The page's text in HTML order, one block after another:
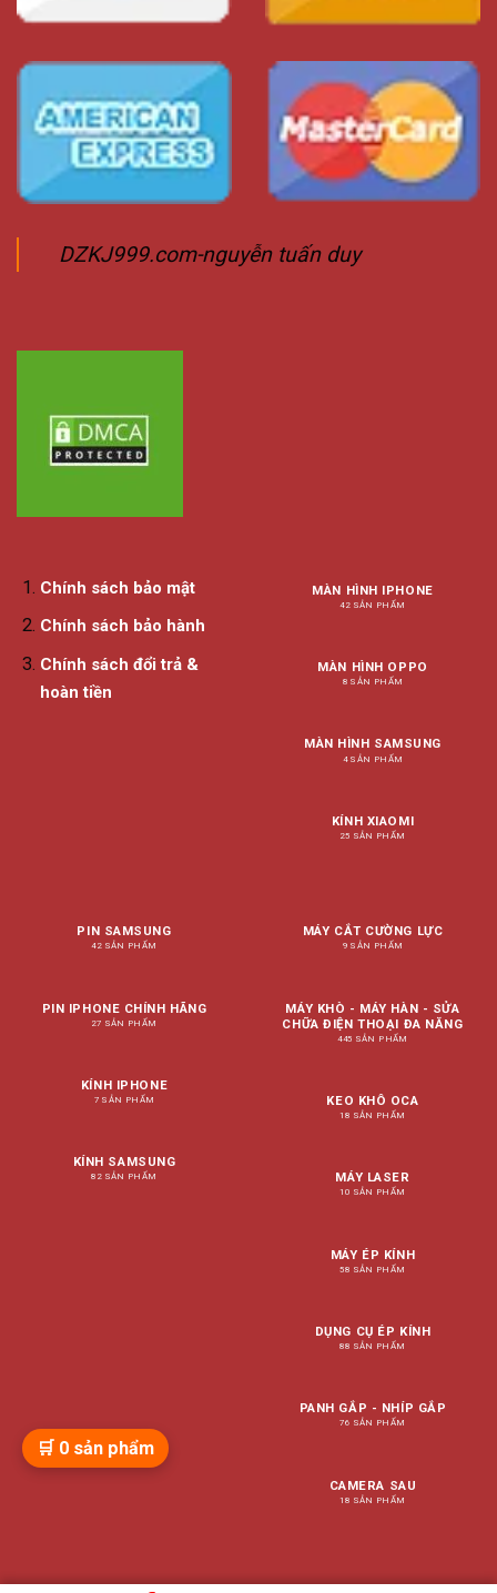
DZKJ999.com-nguyễn tuấn duy
Chính sách bảo mật
Chính sách bảo hành
Chính sách đổi trả &
hoàn tiền
MÀN HÌNH IPHONE
42 SẢN PHẨM
MÀN HÌNH OPPO
8 SẢN PHẨM
MÀN HÌNH SAMSUNG
4 SẢN PHẨM
KÍNH XIAOMI
25 SẢN PHẨM
PIN SAMSUNG
42 SẢN PHẨM
PIN IPHONE CHÍNH HÃNG
27 SẢN PHẨM
KÍNH IPHONE
7 SẢN PHẨM
KÍNH SAMSUNG
82 SẢN PHẨM
MÁY CẮT CƯỜNG LỰC
9 SẢN PHẨM
MÁY KHÒ - MÁY HÀN - SỬA
CHỮA ĐIỆN THOẠI ĐA NĂNG
445 SẢN PHẨM
KEO KHÔ OCA
18 SẢN PHẨM
MÁY LASER
10 SẢN PHẨM
MÁY ÉP KÍNH
58 SẢN PHẨM
DỤNG CỤ ÉP KÍNH
88 SẢN PHẨM
PANH GẮP - NHÍP GẮP
76 SẢN PHẨM
CAMERA SAU
18 SẢN PHẨM
🛒 0 sản phẩm